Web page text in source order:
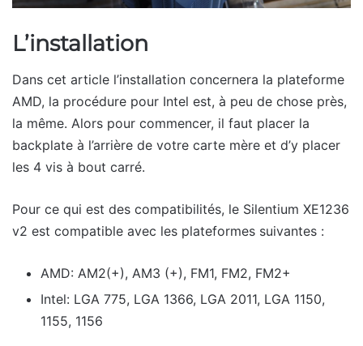
L’installation
Dans cet article l’installation concernera la plateforme
AMD, la procédure pour Intel est, à peu de chose près,
la même. Alors pour commencer, il faut placer la
backplate à l’arrière de votre carte mère et d’y placer
les 4 vis à bout carré.
Pour ce qui est des compatibilités, le Silentium XE1236
v2 est compatible avec les plateformes suivantes :
AMD: AM2(+), AM3 (+), FM1, FM2, FM2+
Intel: LGA 775, LGA 1366, LGA 2011, LGA 1150,
1155, 1156